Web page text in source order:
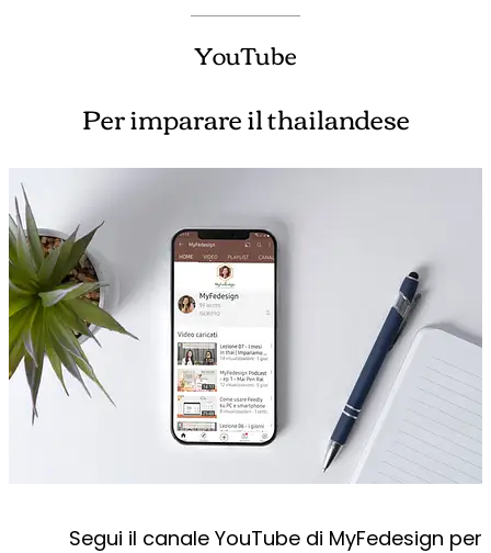
YouTube
Per imparare il thailandese
Segui il canale YouTube di MyFedesign per